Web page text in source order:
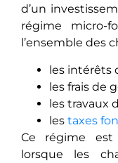
d’un
régime micro-
l’ensemble des
les intérêts
les frais de
les travaux
les taxes
Ce régime est
lorsque les